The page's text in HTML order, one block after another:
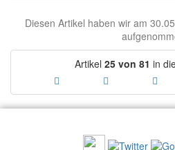
Diesen Artikel haben wir am
Artikel 25 von 81 in